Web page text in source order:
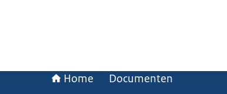
Home Documenten